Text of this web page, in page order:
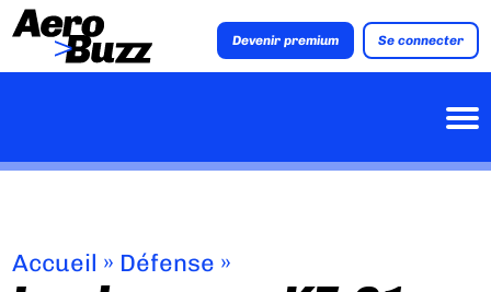
Devenir premium Se connecter
Accueil » Défense »